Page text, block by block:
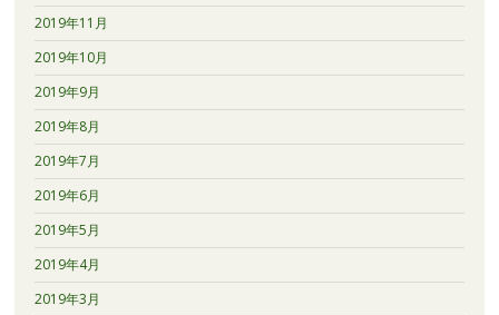
2019年11月
2019年10月
2019年9月
2019年8月
2019年7月
2019年6月
2019年5月
2019年4月
2019年3月